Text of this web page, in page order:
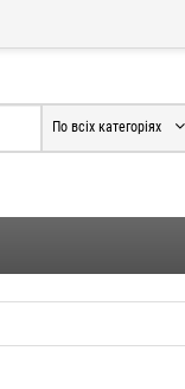
По всіх категоріях